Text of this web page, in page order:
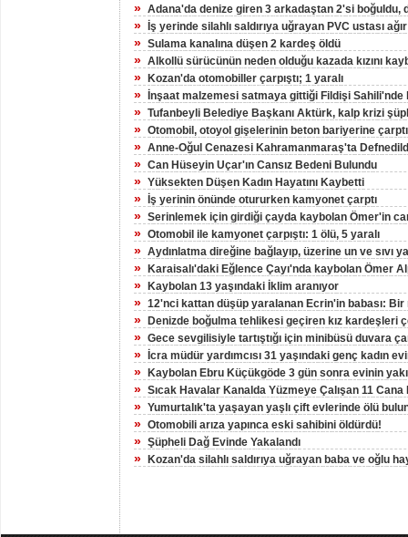
» Adana'da denize giren 3 arkadaştan 2'si boğuldu,
» İş yerinde silahlı saldırıya uğrayan PVC ustası
» Sulama kanalına düşen 2 kardeş öldü
» Alkollü sürücünün neden olduğu kazada kızını
» Kozan'da otomobiller çarpıştı; 1 yaralı
» İnşaat malzemesi satmaya gittiği Fildişi Sahili'nde
» Tufanbeyli Belediye Başkanı Aktürk, kalp krizi
» Otomobil, otoyol gişelerinin beton bariyerine
» Anne-Oğul Cenazesi Kahramanmaraş'ta
» Can Hüseyin Uçar'ın Cansız Bedeni Bulundu
» Yüksekten Düşen Kadın Hayatını Kaybetti
» İş yerinin önünde otururken kamyonet çarptı
» Serinlemek için girdiği çayda kaybolan Ömer'in
» Otomobil ile kamyonet çarpıştı: 1 ölü, 5 yaralı
» Aydınlatma direğine bağlayıp, üzerine un ve sıvı
» Karaisalı'daki Eğlence Çayı'nda kaybolan Ömer
» Kaybolan 13 yaşındaki İklim aranıyor
» 12'nci kattan düşüp yaralanan Ecrin'in babası: Bir
» Denizde boğulma tehlikesi geçiren kız kardeşleri
» Gece sevgilisiyle tartıştığı için minibüsü duvara
» İcra müdür yardımcısı 31 yaşındaki genç kadın
» Kaybolan Ebru Küçükgöde 3 gün sonra evinin
» Sıcak Havalar Kanalda Yüzmeye Çalışan 11 Cana
» Yumurtalık'ta yaşayan yaşlı çift evlerinde ölü
» Otomobili arıza yapınca eski sahibini öldürdü!
» Şüpheli Dağ Evinde Yakalandı
» Kozan'da silahlı saldırıya uğrayan baba ve oğlu